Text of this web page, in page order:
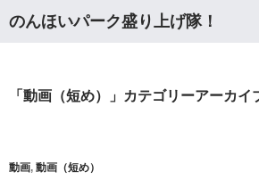
のんほいパーク盛り上げ隊！
索
ン
キ
「動画（短め）」カテゴリーアーカイ
動画, 動画（短め）